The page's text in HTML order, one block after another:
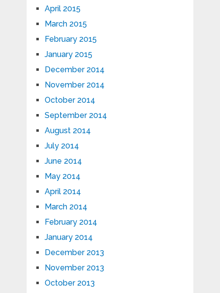
April 2015
March 2015
February 2015
January 2015
December 2014
November 2014
October 2014
September 2014
August 2014
July 2014
June 2014
May 2014
April 2014
March 2014
February 2014
January 2014
December 2013
November 2013
October 2013